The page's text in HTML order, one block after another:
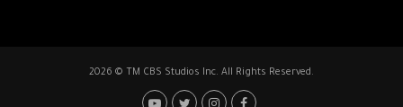
2026 © TM CBS Studios Inc. All Rights Reserved.
Footer: Social Media